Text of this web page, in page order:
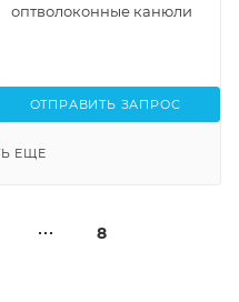
длина оптоволокна 2 мм,
оптволоконные канюли
ОТПРАВИТЬ ЗАПРОС
ЕЩЕ
8